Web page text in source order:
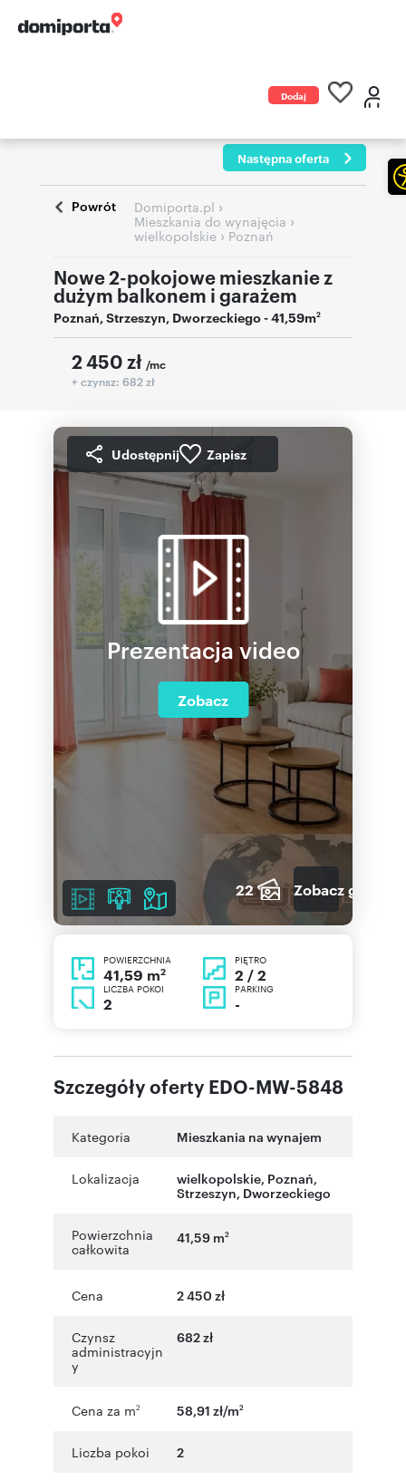
Dodaj
Następna oferta
Powrót Domiporta.pl ›
Mieszkania do wynajęcia ›
wielkopolskie › Poznań
Nowe 2-pokojowe mieszkanie z
dużym balkonem i garażem
Poznań,Strzeszyn, Dworzeckiego- 41,59m2
2 450 zł /mc
+ czynsz: 682 zł
Udostępnij Zapisz
Prezentacja video
Zobacz
22 Zobacz galerię
POWIERZCHNIA
41,59 m2
PIĘTRO
2 / 2
LICZBA POKOI
2
PARKING
-
Szczegóły oferty EDO-MW-5848
Kategoria Mieszkania na wynajem
Lokalizacja wielkopolskie, Poznań,
Strzeszyn, Dworzeckiego
Powierzchnia
całkowita
41,59 m2
Cena 2 450 zł
Czynsz
administracyjn
y
682 zł
Cena za m2 58,91 zł/m2
Liczba pokoi 2